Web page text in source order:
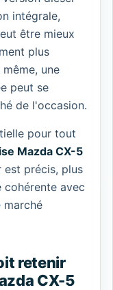
intégrale,
être mieux
plus
une
peut se
de l'occasion.
pour tout
Mazda CX-5
est précis, plus
cohérente avec
marché
retenir
CX-5